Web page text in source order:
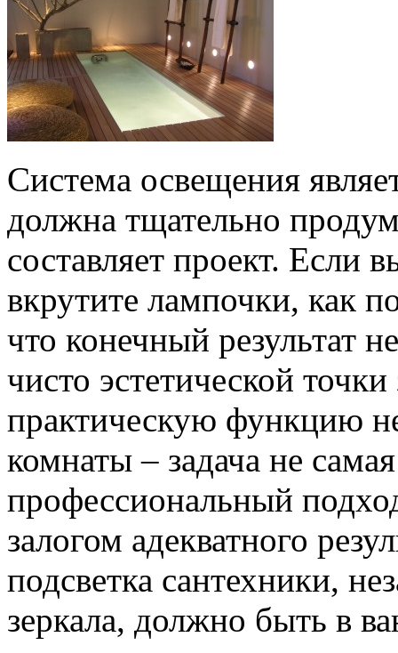
Система освещения
должна тщательно
составляет проект. Если
вкрутите лампочки, как
что конечный результат
чисто эстетической
практическую функцию
комнаты – задача не
профессиональный
залогом адекватного
подсветка сантехники,
зеркала, должно быть в